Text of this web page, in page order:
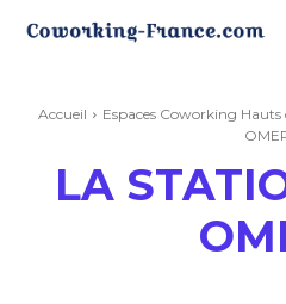
Accueil Espaces Coworking Hauts
LA